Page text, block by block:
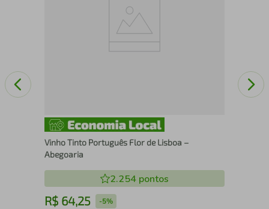
Vinho Tinto Português Flor de Lisboa –
Abegoaria
2.254 pontos
R$ 64,25 -5%